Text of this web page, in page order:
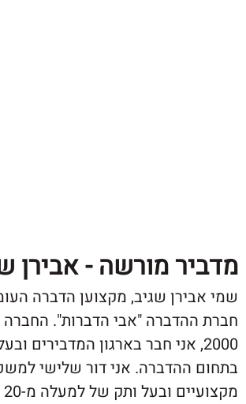
מורשה - אבירן שגיב
שגיב, מקצוען הדברה העומד
"אבי הדברות". החברה קיימת
אני חבר בארגון המדבירים ובעל ידע
אני דור שלישי למשפחת
ותק של למעלה מ-20 שנים בתחום.